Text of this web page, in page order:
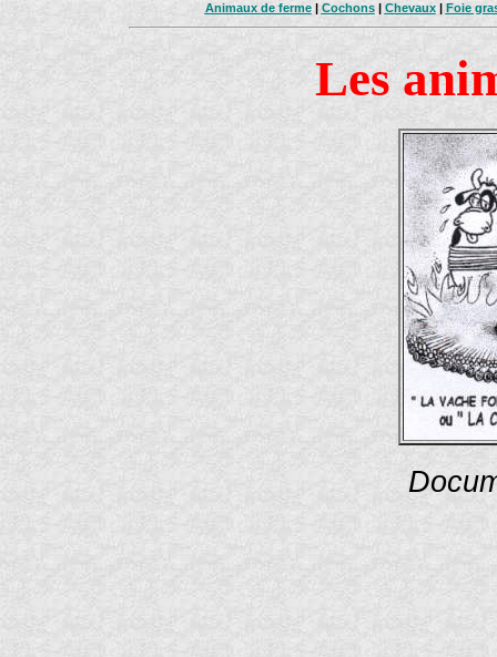
Animaux de ferme| Cochons| Chevaux| Foie
Les